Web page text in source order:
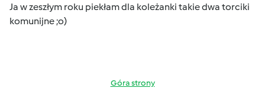
Ja w zeszłym roku piekłam dla koleżanki takie dwa torciki
komunijne ;o)
Góra strony